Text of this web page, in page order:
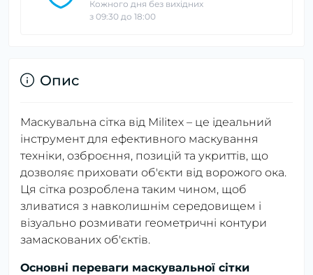
Кожного дня без вихідних
з 09:30 до 18:00
Опис
Маскувальна сітка від Militex – це ідеальний
інструмент для ефективного маскування
техніки, озброєння, позицій та укриттів, що
дозволяє приховати об'єкти від ворожого ока.
Ця сітка розроблена таким чином, щоб
зливатися з навколишнім середовищем і
візуально розмивати геометричні контури
замаскованих об'єктів.
Основні переваги маскувальної сітки